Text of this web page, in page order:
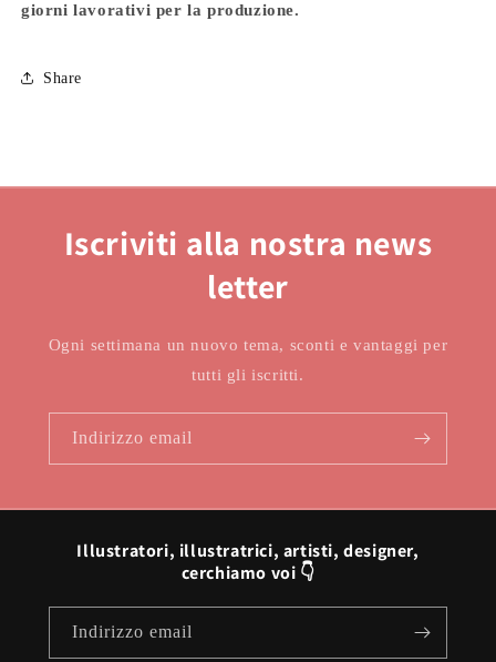
giorni lavorativi per la produzione.
Share
Iscriviti alla nostra news
letter
Ogni settimana un nuovo tema, sconti e vantaggi per
tutti gli iscritti.
Indirizzo email
Illustratori, illustratrici, artisti, designer,
cerchiamo voi 👇
Indirizzo email